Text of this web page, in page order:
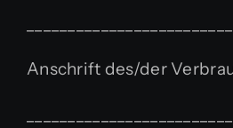
Anschrift des/der